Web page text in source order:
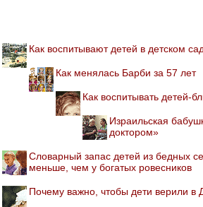
Как воспитывают детей в детском
Как менялась Барби за 57 лет
Как воспитывать детей-
Израильская
доктором»
Словарный запас детей из бедных
меньше, чем у богатых ровесников
Почему важно, чтобы дети верили в